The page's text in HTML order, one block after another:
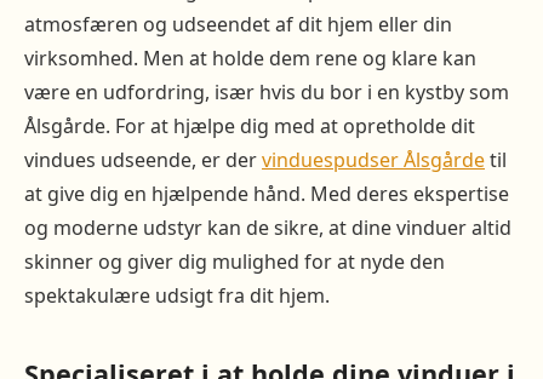
atmosfæren og udseendet af dit hjem eller din
virksomhed. Men at holde dem rene og klare kan
være en udfordring, især hvis du bor i en kystby som
Ålsgårde. For at hjælpe dig med at opretholde dit
vindues udseende, er dervinduespudser Ålsgårdetil
at give dig en hjælpende hånd. Med deres ekspertise
og moderne udstyr kan de sikre, at dine vinduer altid
skinner og giver dig mulighed for at nyde den
spektakulære udsigt fra dit hjem.